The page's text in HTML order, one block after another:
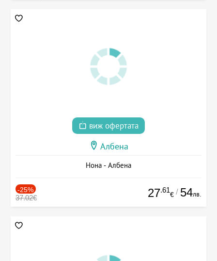
виж офертата
Албена
Нона - Албена
-25%
37.02€ 27.61
€ / 54лв.